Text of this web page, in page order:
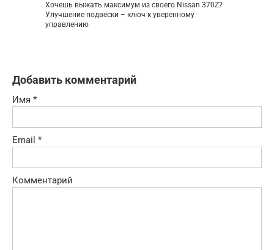
Хочешь выжать максимум из своего Nissan 370Z?
Улучшение подвески – ключ к уверенному
управлению
Добавить комментарий
Имя *
Email *
Комментарий